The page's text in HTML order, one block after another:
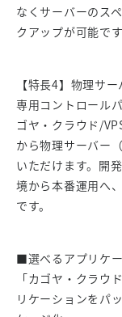
なくサーバーのス
クアップが可能です
【特長4】物理サ
専用コントロール
ゴヤ・クラウド/VPS
から物理サーバー
いただけます。開
境から本番運用へ
です。
■選べるアプリケ
「カゴヤ・クラウ
リケーションをパッ